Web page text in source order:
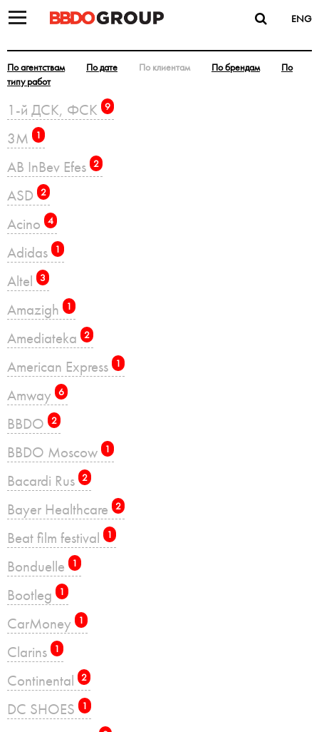
ENG
По агентствам По дате По клиентам По брендам
По
типу работ
1-й ДСК, ФСК 9
3M 1
AB InBev Efes 2
ASD 2
Acino 4
Adidas 1
Altel 3
Amazigh 1
Amediateka 2
American Express 1
Amway 6
BBDO 2
BBDO Moscow 1
Bacardi Rus 2
Bayer Healthcare 2
Beat film festival 1
Bonduelle 1
Bootleg 1
CarMoney 1
Clarins 1
Continental 2
DC SHOES 1